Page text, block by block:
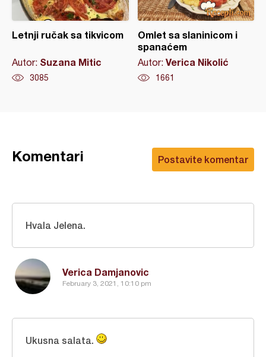
Letnji ručak sa tikvicom
Autor: Suzana Mitic
3085
Omlet sa slaninicom i
spanaćem
Autor: Verica Nikolić
1661
Postavite komentar
Komentari
Verica Damjanovic
February 3, 2021, 10:10 pm
Hvala Jelena.
Ukusna salata.